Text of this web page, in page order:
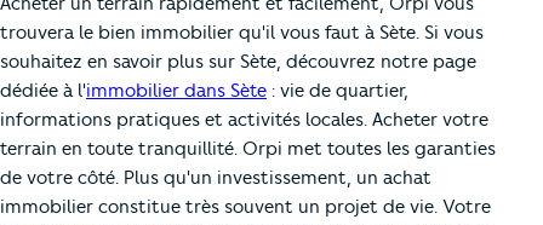
trouvera le bien immobilier qu'il vous faut à Sète. Si vous
souhaitez en savoir plus sur Sète, découvrez notre page
dédiée à l'immobilier dans Sète : vie de quartier,
informations pratiques et activités locales. Acheter votre
terrain en toute tranquillité. Orpi met toutes les garanties
de votre côté. Plus qu'un investissement, un achat
immobilier constitue très souvent un projet de vie. Votre